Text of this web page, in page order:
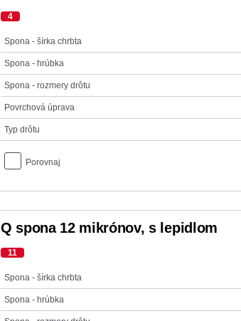
4
Spona - šírka chrbta
Spona - hrúbka
Spona - rozmery drôtu
Povrchová úprava
Typ drôtu
Porovnaj
Q spona 12 mikrónov, s lepidlom
11
Spona - šírka chrbta
Spona - hrúbka